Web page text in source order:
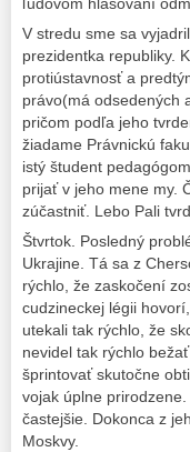
V stredu sme sa
prezidentka republiky.
protiústavnosť a
právo(má odsedených
pričom podľa jeho
žiadame Právnickú
istý študent
prijať v jeho mene my.
zúčastniť. Lebo Pali
Štvrtok. Posledný
Ukrajine. Tá sa z
rýchlo, že zaskočení
cudzineckej légii
utekali tak rýchlo, že
nevidel tak rýchlo
šprintovať skutočne
vojak úplne
častejšie. Dokonca z
Moskvy.